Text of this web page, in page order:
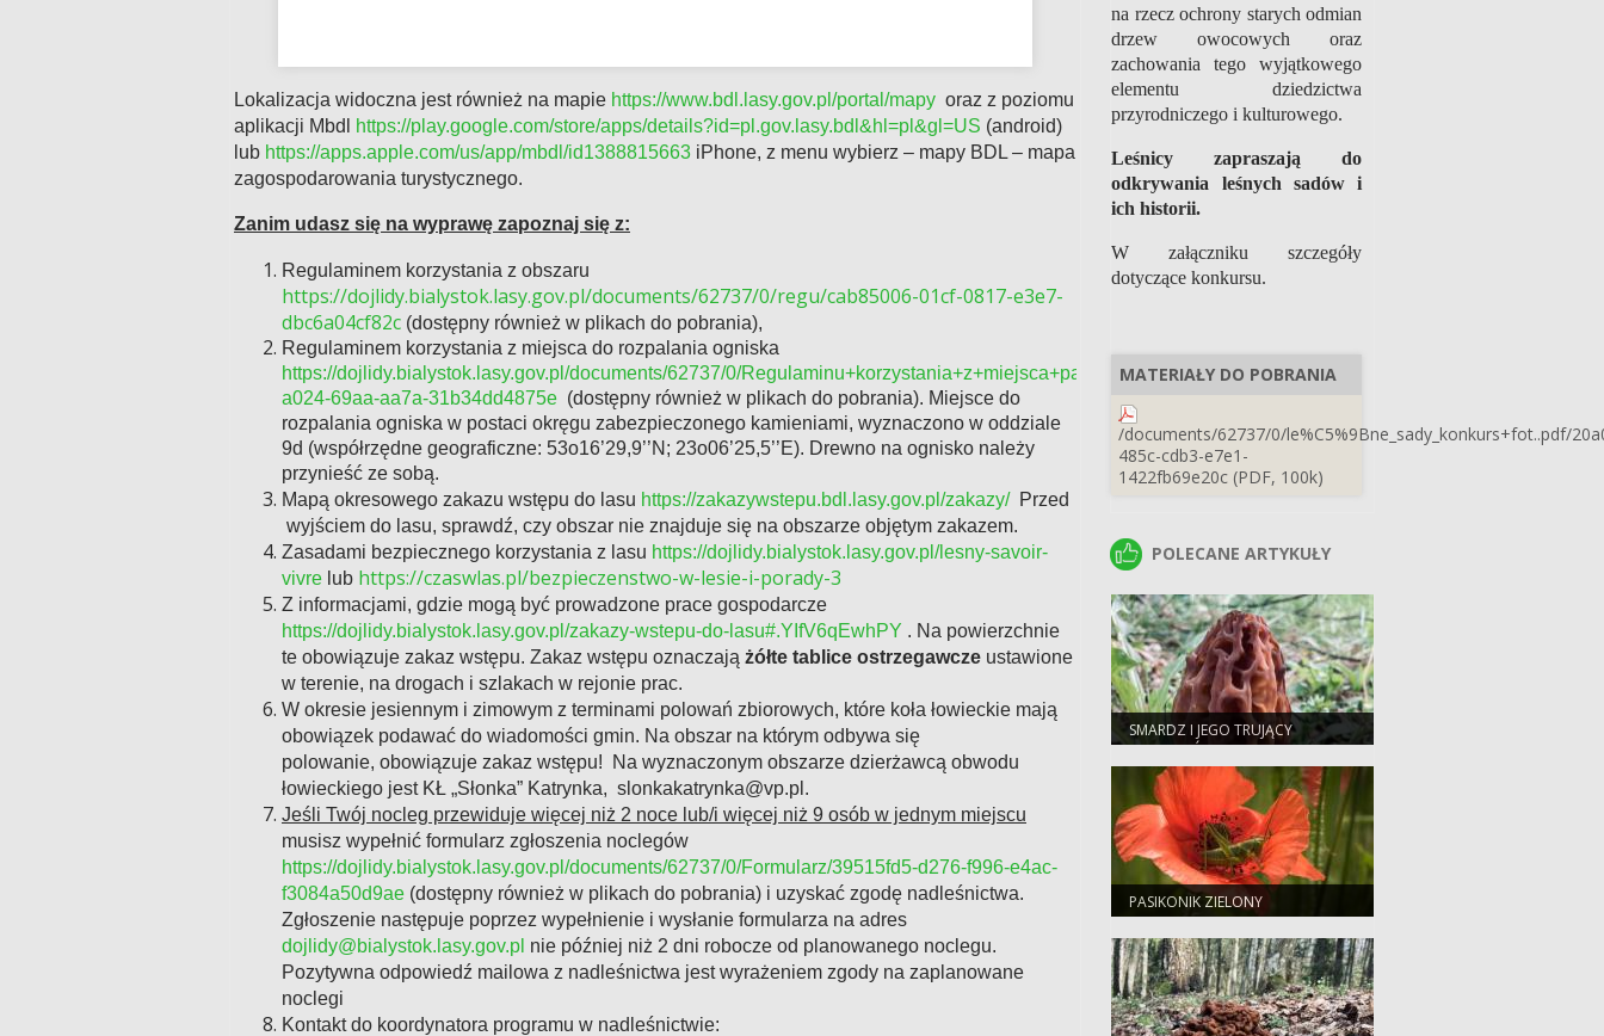
Lokalizacja widoczna jest również na mapie https://www.bdl.lasy.gov.pl/portal/mapy oraz z poziomu
aplikacji Mbdl
https://play.google.com/store/apps/details?id=pl.gov.lasy.bdl&hl=pl&gl=US (android)
lub https://apps.apple.com/us/app/mbdl/id1388815663 iPhone, z menu wybierz – mapy BDL – mapa
zagospodarowania turystycznego.
Zanim udasz się na wyprawę zapoznaj się z:
Regulaminem korzystania z obszaru
https://dojlidy.bialystok.lasy.gov.pl/documents/62737/0/regu/cab85006-01cf-0817-e3e7-
dbc6a04cf82c (dostępny również w plikach do pobrania),
Regulaminem korzystania z miejsca do rozpalania ogniska
https://dojlidy.bialystok.lasy.gov.pl/documents/62737/0/Regulaminu+korzystania+z+miejsca+palenia+ogniska/1d493c2f-
a024-69aa-aa7a-31b34dd4875e (dostępny również w plikach do pobrania). Miejsce do
rozpalania ogniska w postaci okręgu zabezpieczonego kamieniami, wyznaczono w oddziale
9d (współrzędne geograficzne: 53o16’29,9’’N; 23o06’25,5’’E). Drewno na ognisko należy
przynieść ze sobą.
Mapą okresowego zakazu wstępu do lasu https://zakazywstepu.bdl.lasy.gov.pl/zakazy/Przed
wyjściem do lasu, sprawdź, czy obszar nie znajduje się na obszarze objętym zakazem.
Zasadami bezpiecznego korzystania z lasu https://dojlidy.bialystok.lasy.gov.pl/lesny-savoir-
vivre lub https://czaswlas.pl/bezpieczenstwo-w-lesie-i-porady-3
Z informacjami, gdzie mogą być prowadzone prace gospodarcze
https://dojlidy.bialystok.lasy.gov.pl/zakazy-wstepu-do-lasu#.YIfV6qEwhPY . Na powierzchnie
te obowiązuje zakaz wstępu. Zakaz wstępu oznaczają żółte tablice ostrzegawcze ustawione
w terenie, na drogach i szlakach w rejonie prac.
W okresie jesiennym i zimowym z terminami polowań zbiorowych, które koła łowieckie mają
obowiązek podawać do wiadomości gmin. Na obszar na którym odbywa się
polowanie, obowiązuje zakaz wstępu! Na wyznaczonym obszarze dzierżawcą obwodu
łowieckiego jest KŁ „Słonka” Katrynka, slonkakatrynka@vp.pl.
Jeśli Twój nocleg przewiduje więcej niż 2 noce lub/i więcej niż 9 osób w jednym miejscu
musisz wypełnić formularz zgłoszenia noclegów
https://dojlidy.bialystok.lasy.gov.pl/documents/62737/0/Formularz/39515fd5-d276-f996-e4ac-
f3084a50d9ae (dostępny również w plikach do pobrania) i uzyskać zgodę nadleśnictwa.
Zgłoszenie następuje poprzez wypełnienie i wysłanie formularza na adres
dojlidy@bialystok.lasy.gov.pl nie później niż 2 dni robocze od planowanego noclegu.
Pozytywna odpowiedź mailowa z nadleśnictwa jest wyrażeniem zgody na zaplanowane
noclegi
Kontakt do koordynatora programu w nadleśnictwie:
na rzecz ochrony starych odmian
drzew owocowych oraz
zachowania tego wyjątkowego
elementu dziedzictwa
przyrodniczego i kulturowego.
Leśnicy zapraszają do
odkrywania leśnych sadów i
ich historii.
W załączniku szczegóły
dotyczące konkursu.
MATERIAŁY DO POBRANIA
/documents/62737/0/le%C5%9Bne_sady_konkurs+fot..pdf/
485c-cdb3-e7e1-
1422fb69e20c (PDF, 100k)
POLECANE ARTYKUŁY
POLECANE ARTYKUŁY
SMARDZ I JEGO TRUJĄCY
SOBOWTÓR
PASIKONIK ZIELONY